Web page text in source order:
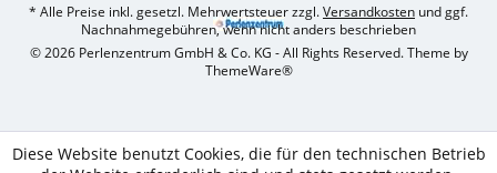
* Alle Preise inkl. gesetzl. Mehrwertsteuer zzgl.Versandkosten und ggf.
Nachnahmegebühren, wenn nicht anders beschrieben
© 2026 Perlenzentrum GmbH & Co. KG - All Rights Reserved. Theme by
ThemeWare®
Diese Website benutzt Cookies, die für den technischen Betrieb